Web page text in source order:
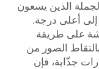
الذين يسعون
أعلى درجة.
على طريقة
الصور من
جذّابة، فإن